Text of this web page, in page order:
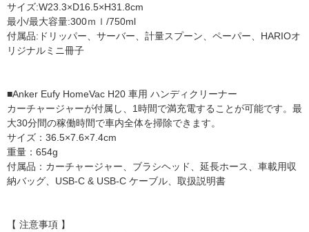
サイズ:W23.3×D16.5×H31.8cm
最小/最大容量:300ｍｌ/750ml
付属品:ドリッパー、サーバー、計量スプーン、ペーパー、HARIOオ
リジナルミニ冊子
■Anker Eufy HomeVac H20 車用 ハンディクリーナー
カーチャージャーが付属し、1時間で満充電することが可能です。最
大30分間の稼働時間で車内全体を掃除できます。
サイズ：36.5×7.6×7.4cm
重量：654g
付属品：カーチャージャー、ブラシヘッド、延長ホース、車載用収
納バッグ、USB-C & USB-C ケーブル、取扱説明書
【 注意事項 】